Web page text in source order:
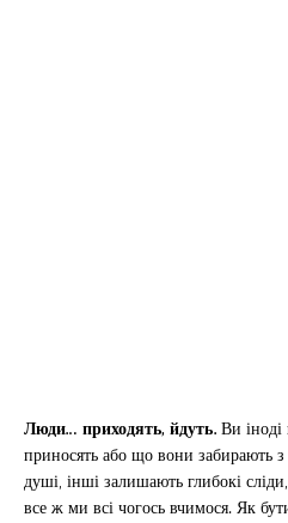
Люди… приходять, йдуть.Ви
приносять або що вони забирають
душі, інші залишають глибокі
все ж ми всі чогось вчимося. Як